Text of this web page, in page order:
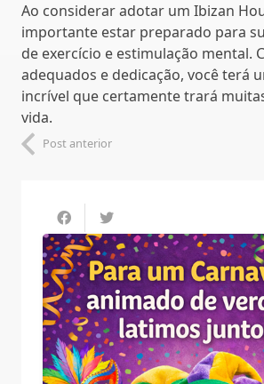
Ao considerar adotar um Ibizan
importante estar preparado para
de exercício e estimulação mental.
adequados e dedicação, você terá
incrível que certamente trará
vida.
Post anterior